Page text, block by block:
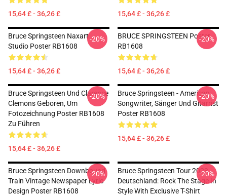
15,64 £ - 36,26 £ 15,64 £ - 36,26 £
Bruce Springsteen Naxart
Studio Poster RB1608
15,64 £ - 36,26 £
-20%
BRUCE SPRINGSTEEN Poster
RB1608
15,64 £ - 36,26 £
-20%
Bruce Springsteen Und Clarence
Clemons Geboren, Um
Fotozeichnung Poster RB1608
Zu Führen
15,64 £ - 36,26 £
-20%
Bruce Springsteen - American
Songwriter, Sänger Und Gitarrist
Poster RB1608
15,64 £ - 36,26 £
-20%
Bruce Springsteen Downbound
Train Vintage Newspaper Lyric
Design Poster RB1608
-20%
Bruce Springsteen Tour 2023
Deutschland: Rock The Stage In
Style With Exclusive T-Shirt
-20%